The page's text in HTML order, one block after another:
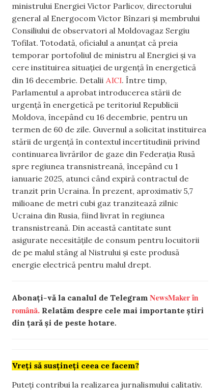
ministrului Energiei Victor Parlicov, directorului
general al Energocom Victor Bînzari și membrului
Consiliului de observatori al Moldovagaz Sergiu
Tofilat. Totodată, oficialul a anunțat că preia
temporar portofoliul de ministru al Energiei și va
cere instituirea situației de urgență în energetică
din 16 decembrie. Detalii AICI. Între timp,
Parlamentul a aprobat introducerea stării de
urgență în energetică pe teritoriul Republicii
Moldova, începând cu 16 decembrie, pentru un
termen de 60 de zile. Guvernul a solicitat instituirea
stării de urgență în contextul incertitudinii privind
continuarea livrărilor de gaze din Federația Rusă
spre regiunea transnistreană, începând cu 1
ianuarie 2025, atunci când expiră contractul de
tranzit prin Ucraina. În prezent, aproximativ 5,7
milioane de metri cubi gaz tranzitează zilnic
Ucraina din Rusia, fiind livrat în regiunea
transnistreană. Din această cantitate sunt
asigurate necesitățile de consum pentru locuitorii
de pe malul stâng al Nistrului și este produsă
energie electrică pentru malul drept.
Abonați-vă la canalul de Telegram NewsMaker în
română. Relatăm despre cele mai importante știri
din țară și de peste hotare.
Vreți să susțineți ceea ce facem?
Puteți contribui la realizarea jurnalismului calitativ.